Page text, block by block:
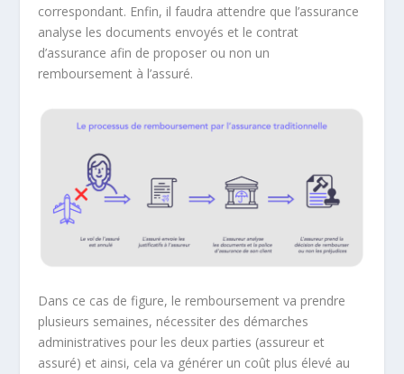
correspondant. Enfin, il faudra attendre que l’assurance
analyse les documents envoyés et le contrat
d’assurance afin de proposer ou non un
remboursement à l’assuré.
Dans ce cas de figure, le remboursement va prendre
plusieurs semaines, nécessiter des démarches
administratives pour les deux parties (assureur et
assuré) et ainsi, cela va générer un coût plus élevé au